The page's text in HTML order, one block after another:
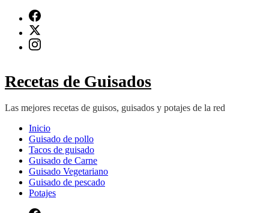
contenido
(presiona
Recetas de Guisados
Las mejores recetas de guisos, guisados y potajes de la red
Inicio
Guisado de pollo
Tacos de guisado
Guisado de Carne
Guisado Vegetariano
Guisado de pescado
Potajes